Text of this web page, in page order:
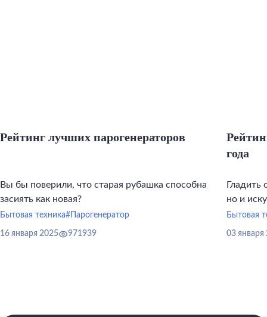
Рейтинг лучших парогенераторов
Вы бы поверили, что старая рубашка способна
засиять как новая?
Бытовая техника#Парогенератор
16 января 2025 971939
года
Гладить
но и
Бытовая
03 января